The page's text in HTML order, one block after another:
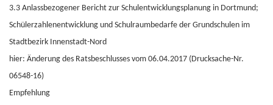
3.3 Anlassbezogener Bericht zur Schulentwicklungsplanung in Dortmund;
Schülerzahlenentwicklung und Schulraumbedarfe der Grundschulen im
Stadtbezirk Innenstadt-Nord
hier: Änderung des Ratsbeschlusses vom 06.04.2017 (Drucksache-Nr.
06548-16)
Empfehlung